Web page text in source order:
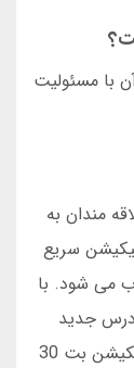
آن با مسئولیت
علاقه مندان به
سریع
می شود. با
جدید
بت 30 برای ایمنی توصیه می شود. دانلود اپلیکیشن بت 30